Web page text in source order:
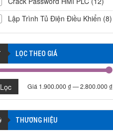
Lập Trình Tủ Điện Điều Khiển (8)
LỌC THEO GIÁ
Lọc Giá 1.900.000 ₫—2.800.000 ₫
THƯƠNG HIỆU